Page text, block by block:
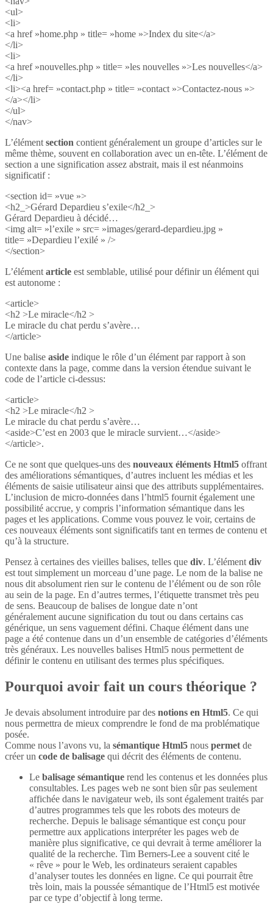
<ul>
<li>
<a href »home.php » title= »home »>Index du site</a>
</li>
<li>
<a href »nouvelles.php » title= »les nouvelles »>Les nouvelles</a>
</li>
<li><a href= »contact.php » title= »contact »>Contactez-nous »>
</a></li>
</ul>
</nav>
L’élément section contient généralement un groupe d’articles sur le
même thème, souvent en collaboration avec un en-tête. L’élément de
section a une signification assez abstrait, mais il est néanmoins
significatif :
<section id= »vue »>
<h2_>Gérard Depardieu s’exile</h2_>
Gérard Depardieu à décidé…
<img alt= »l’exile » src= »images/gerard-depardieu.jpg »
title= »Depardieu l’exilé » />
</section>
L’élément article est semblable, utilisé pour définir un élément qui
est autonome :
<article>
<h2 >Le miracle</h2 >
Le miracle du chat perdu s’avère…
</article>
Une balise aside indique le rôle d’un élément par rapport à son
contexte dans la page, comme dans la version étendue suivant le
code de l’article ci-dessus:
<article>
<h2 >Le miracle</h2 >
Le miracle du chat perdu s’avère…
<aside>C’est en 2003 que le miracle survient…</aside>
</article>.
Ce ne sont que quelques-uns des nouveaux éléments Html5 offrant
des améliorations sémantiques, d’autres incluent les médias et les
éléments de saisie utilisateur ainsi que des attributs supplémentaires.
L’inclusion de micro-données dans l’html5 fournit également une
possibilité accrue, y compris l’information sémantique dans les
pages et les applications. Comme vous pouvez le voir, certains de
ces nouveaux éléments sont significatifs tant en termes de contenu et
qu’à la structure.
Pensez à certaines des vieilles balises, telles que div. L’élément div
est tout simplement un morceau d’une page. Le nom de la balise ne
nous dit absolument rien sur le contenu de l’élément ou de son rôle
au sein de la page. En d’autres termes, l’étiquette transmet très peu
de sens. Beaucoup de balises de longue date n’ont
généralement aucune signification du tout ou dans certains cas
générique, un sens vaguement défini. Chaque élément dans une
page a été contenue dans un d’un ensemble de catégories d’éléments
très généraux. Les nouvelles balises Html5 nous permettent de
définir le contenu en utilisant des termes plus spécifiques.
Pourquoi avoir fait un cours théorique ?
Je devais absolument introduire par des notions en Html5. Ce qui
nous permettra de mieux comprendre le fond de ma problématique
posée.
Comme nous l’avons vu, la sémantique Html5 nous permet de
créer un code de balisage qui décrit des éléments de contenu.
Le balisage sémantique rend les contenus et les données plus
consultables. Les pages web ne sont bien sûr pas seulement
affichée dans le navigateur web, ils sont également traités par
d’autres programmes tels que les robots des moteurs de
recherche. Depuis le balisage sémantique est conçu pour
permettre aux applications interpréter les pages web de
manière plus significative, ce qui devrait à terme améliorer la
qualité de la recherche. Tim Berners-Lee a souvent cité le
« rêve » pour le Web, les ordinateurs seraient capables
d’analyser toutes les données en ligne. Ce qui pourrait être
très loin, mais la poussée sémantique de l’Html5 est motivée
par ce type d’objectif à long terme.